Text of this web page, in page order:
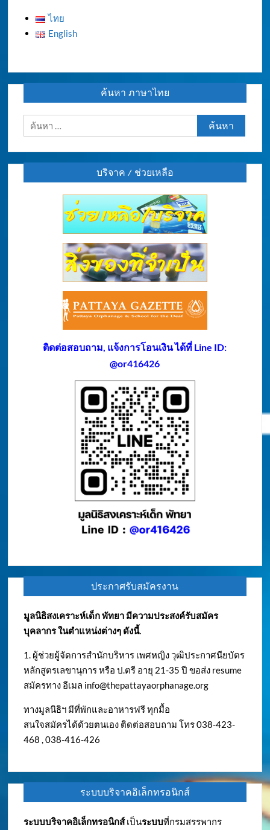
ไทย
English
ค้นหา ภาษาไทย
ค้นหา
สำหรับ:
บริจาค / ช่วยเหลือ
ติดต่อสอบถาม, แจ้งการโอนเงิน ได้ที่ Line ID:
@or416426
ประกาศรับสมัครงาน
มูลนิธิสงเคราะห์เด็ก พัทยา มีความประสงค์รับสมัคร
บุคลากร ในตำแหน่งต่างๆ ดังนี้.
1. ผู้ช่วยผู้จัดการสำนักบริหาร เพศหญิง วุฒิประกาศนียบัตร
หลักสูตรเลขานุการ หรือ ป.ตรี อายุ 21-35 ปี ขอส่ง resume
สมัครทาง อีเมล info@thepattayaorphanage.org
ทางมูลนิธิฯ มีที่พักและอาหารฟรี ทุกมื้อ
สนใจสมัครได้ด้วยตนเอง ติดต่อสอบถาม โทร 038-423-
468 , 038-416-426
ระบบบริจาคอิเล็กทรอนิกส์
ระบบบริจาคอิเล็กทรอนิกส์เป็นระบบที่กรมสรรพากร